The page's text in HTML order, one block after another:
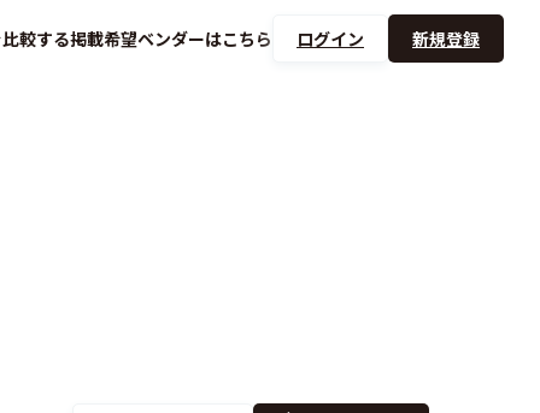
比較する掲載希望ベンダーはこちら ログイン 新規登録